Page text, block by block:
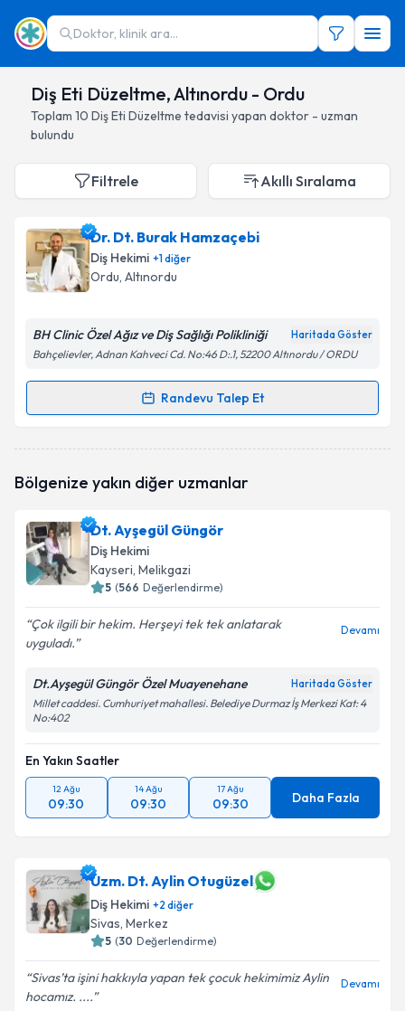
Doktor, klinik ara...
Diş Eti Düzeltme, Altınordu - Ordu
Toplam 10 Diş Eti Düzeltme tedavisi yapan doktor - uzman
bulundu
Filtrele Akıllı Sıralama
Dr. Dt. Burak Hamzaçebi
Diş Hekimi +1diğer
Ordu, Altınordu
BH Clinic Özel Ağız ve Diş Sağlığı Polikliniği Haritada Göster
Bahçelievler, Adnan Kahveci Cd. No:46 D:.1, 52200 Altınordu / ORDU
Randevu Talep Et
Randevu Takvimi Talebi
oluşturun. Size bu uzmandan randevu almanız için bir
E-posta Adresiniz
Kişisel verilerimin işlenmesine ilişkin
Aydınlatma
Bölgenize yakın diğer uzmanlar
Dt. Ayşegül Güngör
Diş Hekimi
Kayseri, Melikgazi
5 (566 Değerlendirme)
Çok ilgili bir hekim. Herşeyi tek tek anlatarak
uyguladı.
Devamı
Dt.Ayşegül Güngör Özel Muayenehane Haritada Göster
Millet caddesi. Cumhuriyet mahallesi. Belediye Durmaz İş Merkezi Kat: 4
No:402
En Yakın Saatler
12 Ağu
09:30
14 Ağu
09:30
17 Ağu
09:30 Daha Fazla
Uzm. Dt. Aylin Otugüzel
Diş Hekimi +2 diğer
Sivas, Merkez
5 (30 Değerlendirme)
Sivas’ta işini hakkıyla yapan tek çocuk hekimimiz Aylin
hocamız. ....
Devamı